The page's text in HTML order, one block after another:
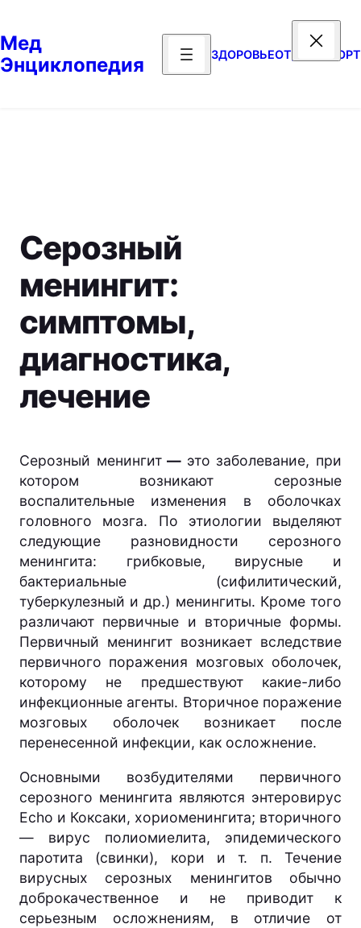
содержимому
Мед
Энциклопедия
ЗДОРОВЬЕОТДЫХ СПОРТ
Серозный
менингит:
симптомы,
диагностика,
лечение
Серозный менингит— это заболевание, при
котором возникают серозные
воспалительные изменения в оболочках
головного мозга. По этиологии выделяют
следующие разновидности серозного
менингита: грибковые, вирусные и
бактериальные (сифилитический,
туберкулезный и др.) менингиты. Кроме того
различают первичные и вторичные формы.
Первичный менингит возникает вследствие
первичного поражения мозговых оболочек,
которому не предшествуют какие-либо
инфекционные агенты. Вторичное поражение
мозговых оболочек возникает после
перенесенной инфекции, как осложнение.
Основными возбудителями первичного
серозного менингита являются энтеровирус
Echo и Коксаки, хориоменингита; вторичного
— вирус полиомиелита, эпидемического
паротита (свинки), кори и т. п. Течение
вирусных серозных менингитов обычно
доброкачественное и не приводит к
серьезным осложнениям, в отличие от